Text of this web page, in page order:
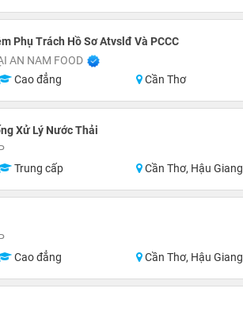
Phụ Trách Hồ Sơ Atvslđ Và PCCC
AN NAM FOOD
Cao đẳng Cần Thơ
Xử Lý Nước Thải
Trung cấp Cần Thơ, Hậu Giang
Cao đẳng Cần Thơ, Hậu Giang